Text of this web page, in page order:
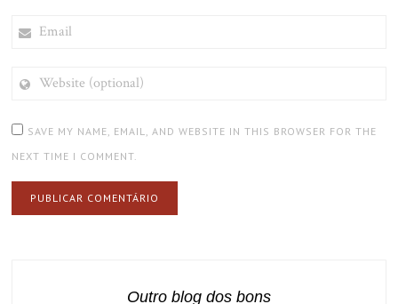
(OPTIONAL)
SAVE MY NAME, EMAIL, AND WEBSITE IN THIS BROWSER FOR THE
NEXT TIME I COMMENT.
Outro blog dos bons